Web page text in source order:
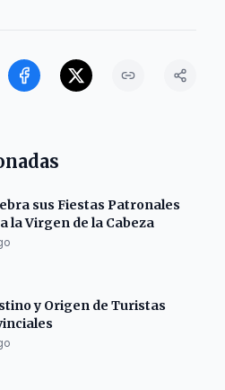
sus Fiestas Patronales
la Virgen de la Cabeza
y Origen de Turistas